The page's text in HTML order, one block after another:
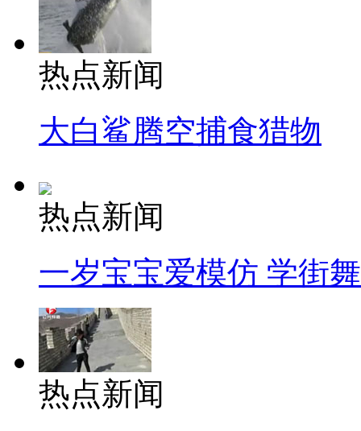
热点新闻
大白鲨腾空捕食猎物
热点新闻
一岁宝宝爱模仿 学街
热点新闻